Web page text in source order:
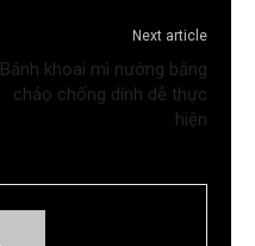
Next article
Bánh khoai mì nướng bằng
chảo chống dính dễ thực
hiện